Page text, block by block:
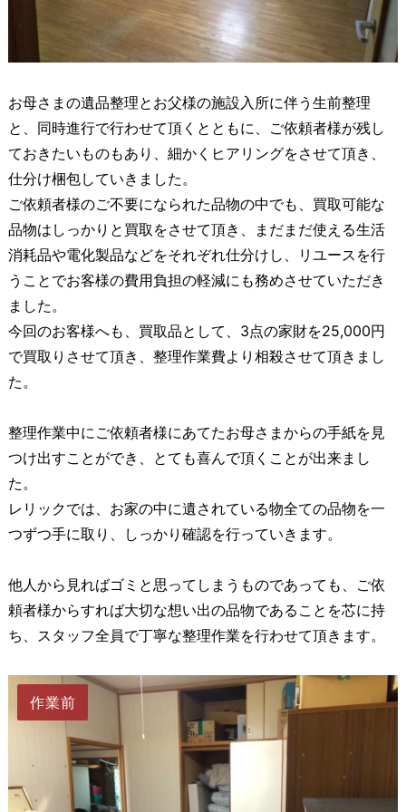
お母さまの遺品整理とお父様の施設入所に伴う生前整理
と、同時進行で行わせて頂くとともに、ご依頼者様が残し
ておきたいものもあり、細かくヒアリングをさせて頂き、
仕分け梱包していきました。
ご依頼者様のご不要になられた品物の中でも、買取可能な
品物はしっかりと買取をさせて頂き、まだまだ使える生活
消耗品や電化製品などをそれぞれ仕分けし、リユースを行
うことでお客様の費用負担の軽減にも務めさせていただき
ました。
今回のお客様へも、買取品として、3点の家財を25,000円
で買取りさせて頂き、整理作業費より相殺させて頂きまし
た。
整理作業中にご依頼者様にあてたお母さまからの手紙を見
つけ出すことができ、とても喜んで頂くことが出来まし
た。
レリックでは、お家の中に遺されている物全ての品物を一
つずつ手に取り、しっかり確認を行っていきます。
他人から見ればゴミと思ってしまうものであっても、ご依
頼者様からすれば大切な想い出の品物であることを芯に持
ち、スタッフ全員で丁寧な整理作業を行わせて頂きます。
作業前